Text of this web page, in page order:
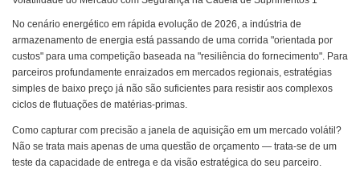
No cenário energético em rápida evolução de 2026, a indústria de
armazenamento de energia está passando de uma corrida "orientada por
custos" para uma competição baseada na "resiliência do fornecimento". Para
parceiros profundamente enraizados em mercados regionais, estratégias
simples de baixo preço já não são suficientes para resistir aos complexos
ciclos de flutuações de matérias-primas.
Como capturar com precisão a janela de aquisição em um mercado volátil?
Não se trata mais apenas de uma questão de orçamento — trata-se de um
teste da capacidade de entrega e da visão estratégica do seu parceiro.